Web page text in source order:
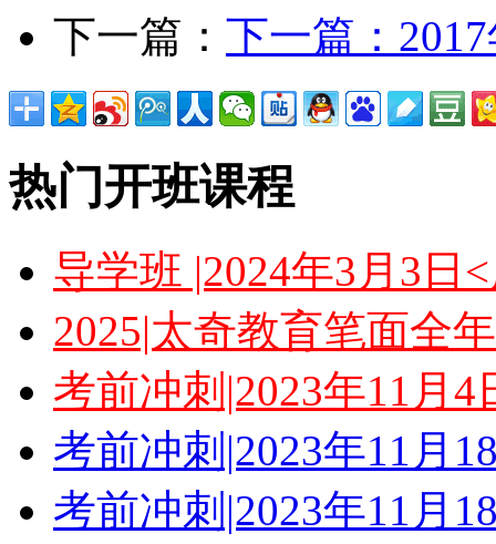
下一篇： 下一篇：
热门开班课程
导学班 |2024年3月3日
2025|太奇教育笔面全
考前冲刺|2023年11月
考前冲刺|2023年11月
考前冲刺|2023年11月